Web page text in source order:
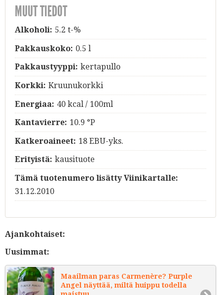
MUUT TIEDOT
Alkoholi: 5.2 t-%
Pakkauskoko: 0.5 l
Pakkaustyyppi: kertapullo
Korkki: Kruunukorkki
Energiaa: 40 kcal / 100ml
Kantavierre: 10.9 °P
Katkeroaineet: 18 EBU-yks.
Erityistä: kausituote
Tämä tuotenumero lisätty Viinikartalle:
31.12.2010
Ajankohtaiset:
Uusimmat:
Maailman paras Carmenère? Purple
Angel näyttää, miltä huippu todella